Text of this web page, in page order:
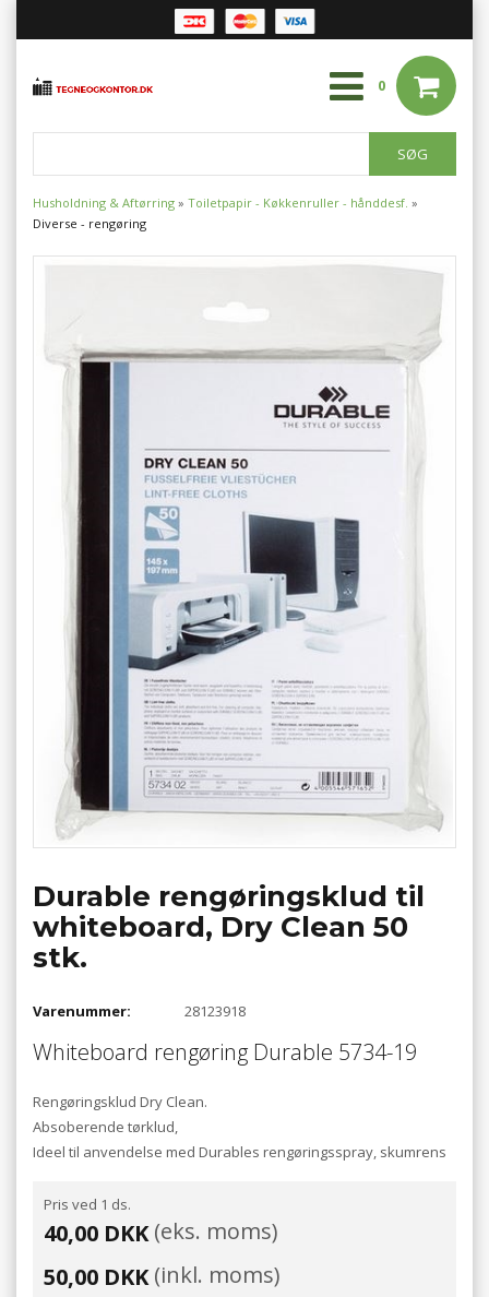
0
Husholdning & Aftørring » Toiletpapir - Køkkenruller - hånddesf. »
Diverse - rengøring
Durable rengøringsklud til
whiteboard, Dry Clean 50
stk.
Varenummer: 28123918
Whiteboard rengøring Durable 5734-19
Rengøringsklud Dry Clean.
Absoberende tørklud,
Ideel til anvendelse med Durables rengøringsspray, skumrens
Pris ved 1 ds.
40,00 DKK(eks. moms)
50,00 DKK(inkl. moms)